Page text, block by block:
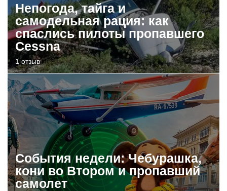
Непогода, тайга и
самодельная рация: как
спаслись пилоты пропавшего
Cessna
1 отзыв
События недели: Чебурашка,
кони во Втором и пропавший
самолет